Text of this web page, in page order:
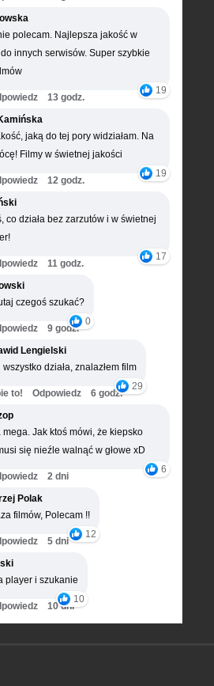
polecam. Najlepsza jakość w
innych serwisów. Super szybkie
19
13 godz.
jaką do tej pory widziałam. Na
Filmy w świetnej jakości
19
12 godz.
co działa bez zarzutów i w świetnej
17
11 godz.
czegoś szukać?
0
9 godz.
Lengielski
wszystko działa, znalazłem film
29
to! Odpowiedz
6 godz.
mega. Jak ktoś mówi, że kiepsko
się nieźle walnąć w głowe xD
6
2 dni
Polak
filmów, Polecam !!
12
5 dni
player i szukanie
10
10 dni